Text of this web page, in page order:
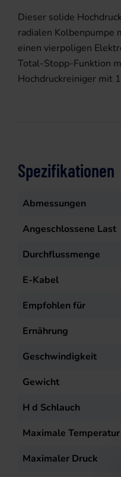
Dieser solide
radialen Kolbenpumpe
einen vierpoligen
Total-Stopp-Funktion
Hochdruckreiniger mit
Spezifikationen
Abmessungen
Angeschlossene Last
Durchflussmenge
E-Kabel
Empfohlen für
Ernährung
Geschwindigkeit
Gewicht
H d Schlauch
Maximale
Maximaler Druck